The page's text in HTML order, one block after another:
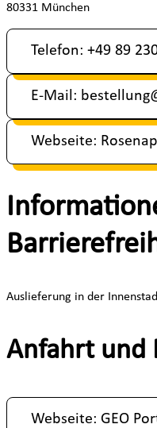
80331 München
Telefon: +49 89
E-Mail:
Webseite:
Auslieferung in der
Anfahrt und
Webseite: GEO